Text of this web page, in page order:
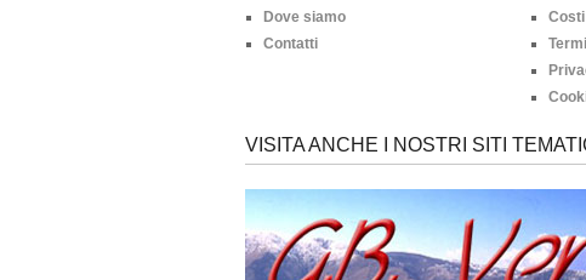
Dove siamo
Contatti
VISITA ANCHE I NOSTRI SITI